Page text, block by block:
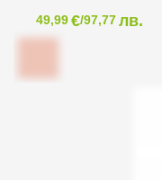
49,99€/97,77лв.